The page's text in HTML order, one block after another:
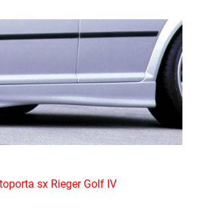
sx Rieger Golf IV